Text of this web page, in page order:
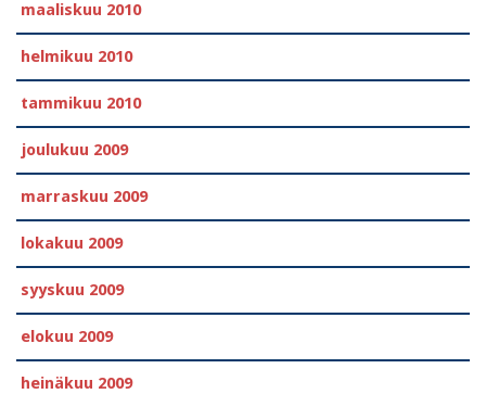
maaliskuu 2010
helmikuu 2010
tammikuu 2010
joulukuu 2009
marraskuu 2009
lokakuu 2009
syyskuu 2009
elokuu 2009
heinäkuu 2009